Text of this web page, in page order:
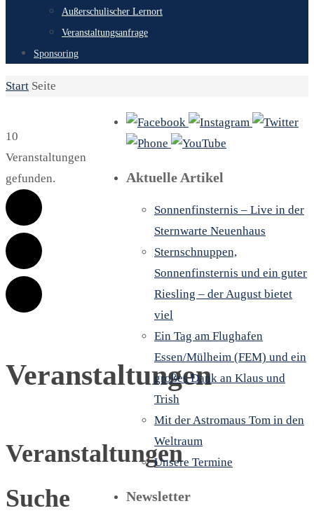
Außerschulischer Lernort
Veranstaltungsanfrage
Sponsoring
Start Seite
10
Veranstaltungen
gefunden.
Veranstaltungen
Veranstaltungen
Suche
Aktuelle Artikel
Sonnenfinsternis – Live in der
Sternwarte Neuenhaus
Sternschnuppen,
Sonnenfinsternis und ein guter
Riesling – der August bietet
viel
Ein Tag am Flughafen
Essen/Mülheim (FEM) und ein
großes Dank an Klaus und
Trish
Mit der Astromaus Tom in den
Weltraum
Unsere Termine
Newsletter